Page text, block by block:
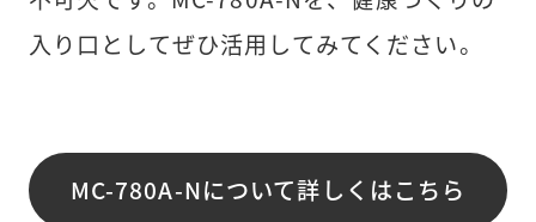
入り口としてぜひ活用してみてください。
MC-780A-Nについて詳しくはこちら